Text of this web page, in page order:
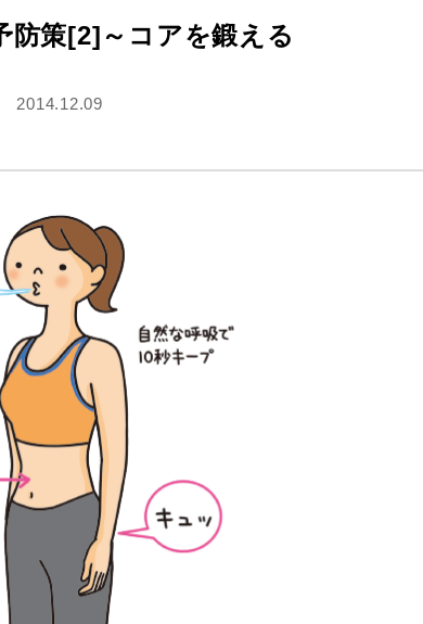
防策[2]～コアを鍛える
2014.12.09